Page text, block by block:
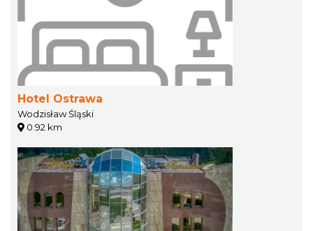
Hotel Ostrawa
Wodzisław Śląski
0.92 km